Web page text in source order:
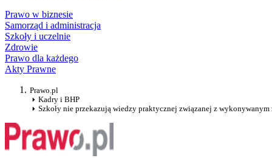
Prawo w biznesie
Samorząd i administracja
Szkoły i uczelnie
Zdrowie
Prawo dla każdego
Akty Prawne
Prawo.pl
Kadry i BHP
Szkoły nie przekazują wiedzy praktycznej związanej z wykonywanym